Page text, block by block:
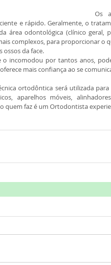
Os
e rápido. Geralmente, o
área odontológica (clínico geral,
complexos, para proporcionar o
ossos da face.
o incomodou por tantos anos,
mais confiança ao se
ortodôntica será utilizada
aparelhos móveis,
quem faz é um Ortodontista